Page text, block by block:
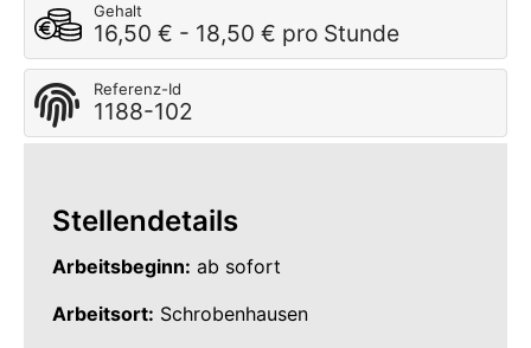
Gehalt
16,50 € - 18,50 € pro Stunde
Referenz-Id
1188-102
Stellendetails
Arbeitsbeginn: ab sofort
Arbeitsort: Schrobenhausen